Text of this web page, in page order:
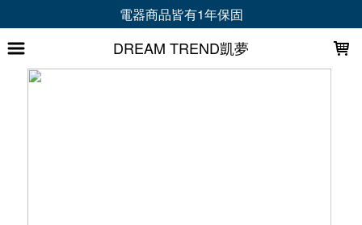
DREAM TREND凱夢
電器商品皆有1年保固